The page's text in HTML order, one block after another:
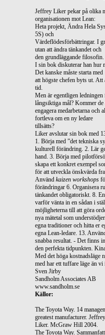
Jeffrey Liker pekar på olika
organisationen mot Lean:
Heta projekt, Ändra Hela
5S) och
Värdeflödesförbättringar. I
utan att ändra tänkandet och
den grundläggande filosofin.
I sin bok diskuterar han hur
Det kanske måste starta med
att högste chefen byts ut. Att
tid.
Men är egentligen
långsiktiga mål? Kommer de
engagera medarbetarna och
fortleva om en ny ledare
tillsätts?
Liker avslutar sin bok med
1. Börja med ”det tekniska
kulturell förändring. 2. Lär
hand. 3. Börja med
skapa ett konkret exempel
för att utveckla önskvärda
Använd kaizen workshops
förändringar 6. Organisera
tänkandet obligatoriskt. 8.
varför vänta in en sådan i
möjligheterna till att göra
nya mätetal som
egna traditioner och hitta er
egna Lean-ledare. 13.
snabba resultat. - Det finns
den perfekta tidpunkten.
Med det höga kostnadsläge
med har ett tuffare läge än
Sven Jirby
Sandholm Associates AB
www.sandholm.se
Källor:
The Toyota Way. 14
greatest manufacturer. Jeffrey
Liker. McGraw Hill 2004.
The Toyota Way.